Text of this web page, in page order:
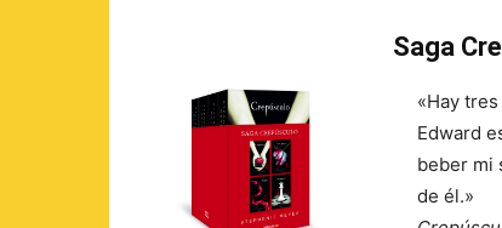
Saga
«Hay
Edward
beber mi
de él.»